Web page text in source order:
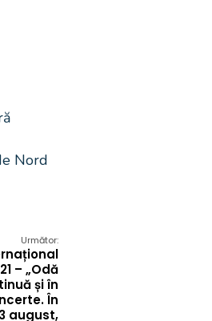
Nord
Următor:
– „Odă
și în
În
august,